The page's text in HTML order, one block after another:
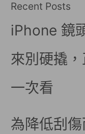
Recent Posts
iPhone 鏡
來別硬撬
一次看
為降低刮